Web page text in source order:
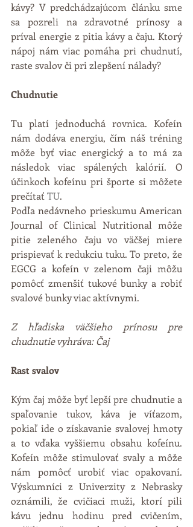
kávy? V predchádzajúcom článku sme
sa pozreli na zdravotné prínosy a
príval energie z pitia kávy a čaju. Ktorý
nápoj nám viac pomáha pri chudnutí,
raste svalov či pri zlepšení nálady?
Chudnutie
Tu platí jednoduchá rovnica. Kofeín
nám dodáva energiu, čím náš tréning
môže byť viac energický a to má za
následok viac spálených kalórií. O
účinkoch kofeínu pri športe si môžete
prečítať TU.
Podľa nedávneho prieskumu American
Journal of Clinical Nutritional môže
pitie zeleného čaju vo väčšej miere
prispievať k redukciu tuku. To preto, že
EGCG a kofeín v zelenom čaji môžu
pomôcť zmenšiť tukové bunky a robiť
svalové bunky viac aktívnymi.
Z hľadiska väčšieho prínosu pre
chudnutie vyhráva: Čaj
Rast svalov
Kým čaj môže byť lepší pre chudnutie a
spaľovanie tukov, káva je víťazom,
pokiaľ ide o získavanie svalovej hmoty
a to vďaka vyššiemu obsahu kofeínu.
Kofeín môže stimulovať svaly a môže
nám pomôcť urobiť viac opakovaní.
Výskumníci z Univerzity z Nebrasky
oznámili, že cvičiaci muži, ktorí pili
kávu jednu hodinu pred cvičením,